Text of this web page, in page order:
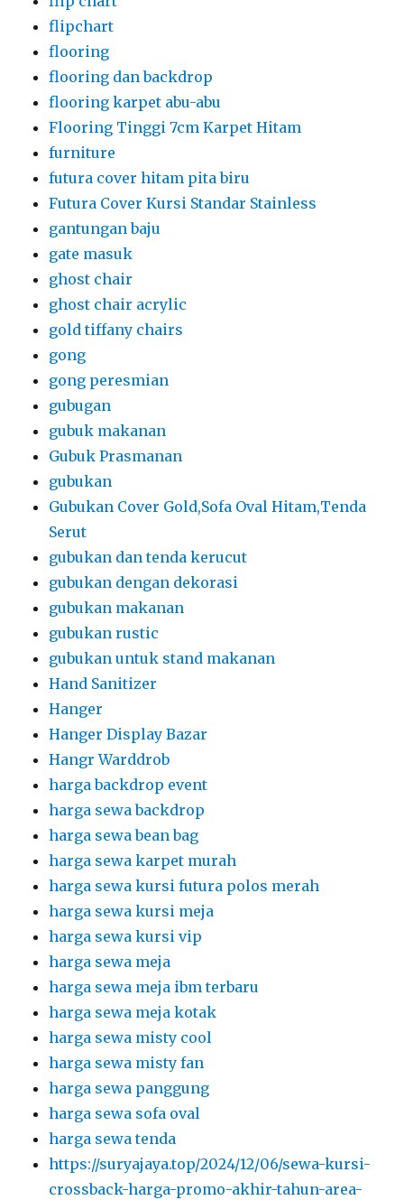
flipchart
flooring
flooring dan backdrop
flooring karpet abu-abu
Flooring Tinggi 7cm Karpet Hitam
furniture
futura cover hitam pita biru
Futura Cover Kursi Standar Stainless
gantungan baju
gate masuk
ghost chair
ghost chair acrylic
gold tiffany chairs
gong
gong peresmian
gubugan
gubuk makanan
Gubuk Prasmanan
gubukan
Gubukan Cover Gold,Sofa Oval Hitam,Tenda
Serut
gubukan dan tenda kerucut
gubukan dengan dekorasi
gubukan makanan
gubukan rustic
gubukan untuk stand makanan
Hand Sanitizer
Hanger
Hanger Display Bazar
Hangr Warddrob
harga backdrop event
harga sewa backdrop
harga sewa bean bag
harga sewa karpet murah
harga sewa kursi futura polos merah
harga sewa kursi meja
harga sewa kursi vip
harga sewa meja
harga sewa meja ibm terbaru
harga sewa meja kotak
harga sewa misty cool
harga sewa misty fan
harga sewa panggung
harga sewa sofa oval
harga sewa tenda
https://suryajaya.top/2024/12/06/sewa-kursi-
crossback-harga-promo-akhir-tahun-area-